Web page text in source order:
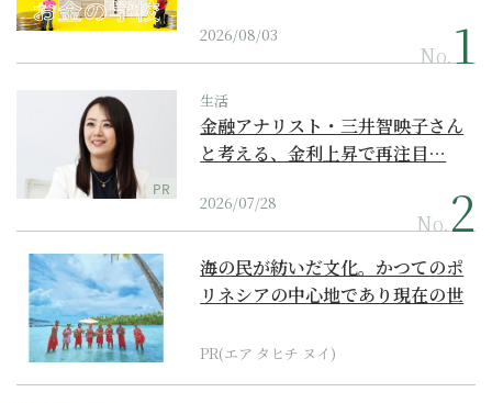
2026/08/03
No.
PR
生活
金融アナリスト・三井智映子さん
と考える、金利上昇で再注目…
2026/07/28
No.
海の民が紡いだ文化。かつてのポ
リネシアの中心地であり現在の世
PR(エア タヒチ ヌイ)